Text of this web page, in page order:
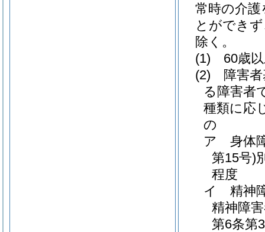
常時の介
とができ
除く。
(1)
60歳
(2)
障害
る障害者
種類に応
の
ア
身体
第15号)
程度
イ
精神
精神障
第6条第